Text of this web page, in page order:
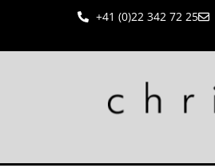
+41 (0)22 342 72 25